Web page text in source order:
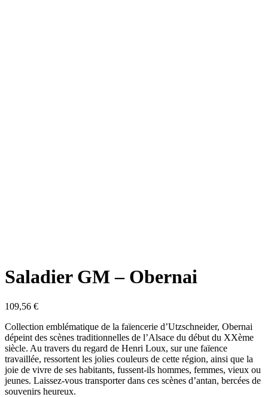
Saladier GM – Obernai
109,56 €
Collection emblématique de la faïencerie d’Utzschneider, Obernai
dépeint des scènes traditionnelles de l’Alsace du début du XXème
siècle. Au travers du regard de Henri Loux, sur une faïence
travaillée, ressortent les jolies couleurs de cette région, ainsi que la
joie de vivre de ses habitants, fussent-ils hommes, femmes, vieux ou
jeunes. Laissez-vous transporter dans ces scènes d’antan, bercées de
souvenirs heureux.